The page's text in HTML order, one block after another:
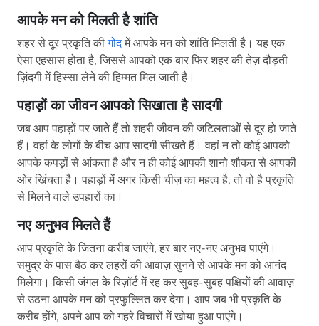
आपके मन को मिलती है शांति
शहर से दूर प्रकृति कीगोदमें आपके मन को शांति मिलती है। यह एक
ऐसा एहसास होता है, जिससे आपको एक बार फिर शहर की तेज़ दौड़ती
ज़िंदगी में हिस्सा लेने की हिम्मत मिल जाती है।
पहाड़ों का जीवन आपको सिखाता है सादगी
जब आप पहाड़ों पर जाते हैं तो शहरी जीवन की जटिलताओं से दूर हो जाते
हैं। वहां के लोगों के बीच आप सादगी सीखते हैं। वहां न तो कोई आपको
आपके कपड़ों से आंकता है और न ही कोई आपकी शानो शौकत से आपकी
ओर खिंचता है। पहाड़ों में अगर किसी चीज़ का महत्व है, तो वो है प्रकृति
से मिलने वाले उपहारों का।
नए अनुभव मिलते हैं
आप प्रकृति के जितना करीब जाएंगे, हर बार नए-नए अनुभव पाएंगे।
समुद्र के पास बैठ कर लहरों की आवाज़ सुनने से आपके मन को आनंद
मिलेगा। किसी जंगल के रिज़ॉर्ट में रह कर सुबह-सुबह पक्षियों की आवाज़
से उठना आपके मन को प्रफुल्लित कर देगा। आप जब भी प्रकृति के
करीब होंगे, अपने आप को गहरे विचारों में खोया हुआ पाएंगे।